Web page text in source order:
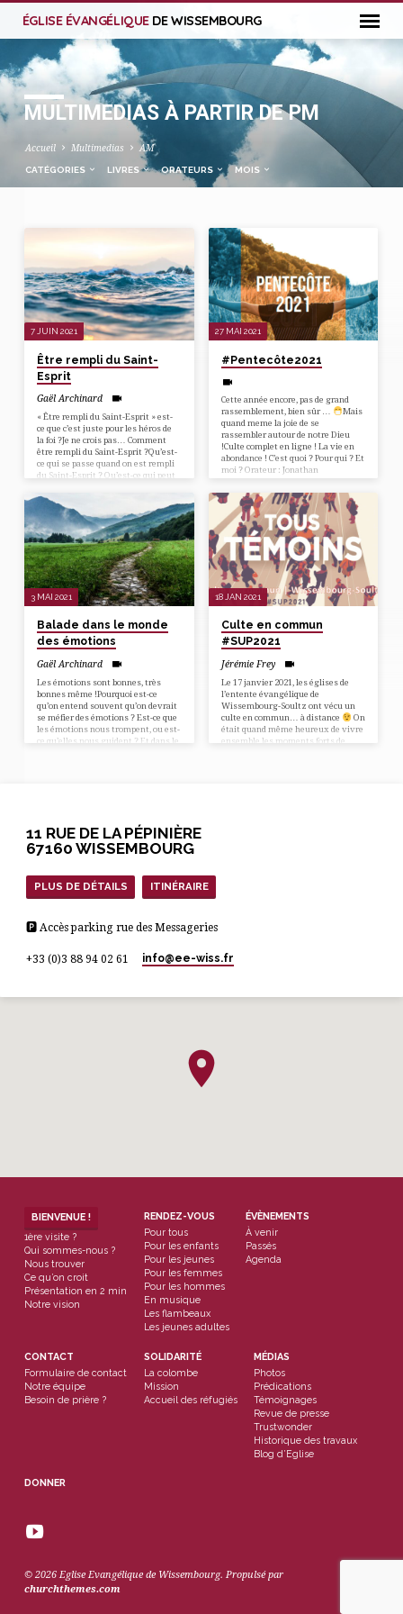
ÉGLISE ÉVANGÉLIQUE DE WISSEMBOURG
MULTIMEDIAS À PARTIR DE PM
Accueil Multimedias AM
CATÉGORIES LIVRES ORATEURS MOIS
MULTIMEDIAS
À
PARTIR
DE
PM
7 JUIN 2021
Être rempli du Saint-
Esprit
Gaël Archinard
« Être rempli du Saint-Esprit » est-
ce que c’est juste pour les héros de
la foi ?Je ne crois pas… Comment
être rempli du Saint-Esprit ?Qu’est-
ce qui se passe quand on est rempli
du Saint-Esprit ? Qu’est-ce qui peut
Esprit ?
27 MAI 2021
#Pentecôte2021
Cette année encore, pas de grand
rassemblement, bien sûr …
Mais
quand meme la joie de se
rassembler autour de notre Dieu
!Culte complet en ligne ! La vie en
abondance ! C’est quoi ? Pour qui ? Et
moi ? Orateur : Jonathan
HanleyLouange : Thierry Ostrini &
Co Culte en commun des Rencontres
Evangéliques de Pentecôte d’Alsace
du Nord… Message additionnel
3 MAI 2021
Balade dans le monde
des émotions
Gaël Archinard
Les émotions sont bonnes, très
bonnes même !Pourquoi est-ce
qu’on entend souvent qu’on devrait
se méfier des émotions ? Est-ce que
les émotions nous trompent, ou est-
ce qu’elles nous guident ? Et dans le
18 JAN 2021
Culte en commun
#SUP2021
Jérémie Frey
Le 17 janvier 2021, les églises de
l’entente évangélique de
Wissembourg-Soultz ont vécu un
culte en commun… à distance
On
était quand même heureux de vivre
ensemble les moments forts de
11 RUE DE LA PÉPINIÈRE
67160 WISSEMBOURG
PLUS DE DÉTAILS ITINÉRAIRE
🅿 Accès parking rue des Messageries
+33 (0)3 88 94 02 61 info​@ee-wiss.fr
BIENVENUE !
1ère visite ?
Qui sommes-nous ?
Nous trouver
Ce qu’on croit
Présentation en 2 min
Notre vision
RENDEZ-VOUS
Pour tous
Pour les enfants
Pour les jeunes
Pour les femmes
Pour les hommes
En musique
Les flambeaux
Les jeunes adultes
ÉVÈNEMENTS
À venir
Passés
Agenda
CONTACT
Formulaire de contact
Notre équipe
Besoin de prière ?
SOLIDARITÉ
La colombe
Mission
Accueil des réfugiés
MÉDIAS
Photos
Prédications
Témoignages
Revue de presse
Trustwonder
Historique des travaux
Blog d’Eglise
DONNER
© 2026 Eglise Evangélique de Wissembourg. Propulsé par
churchthemes.com